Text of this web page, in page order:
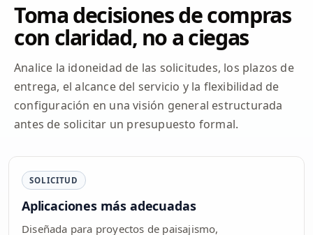
Toma decisiones de compras
con claridad, no a ciegas
Analice la idoneidad de las solicitudes, los plazos de
entrega, el alcance del servicio y la flexibilidad de
configuración en una visión general estructurada
antes de solicitar un presupuesto formal.
SOLICITUD
Aplicaciones más adecuadas
Diseñada para proyectos de paisajismo,